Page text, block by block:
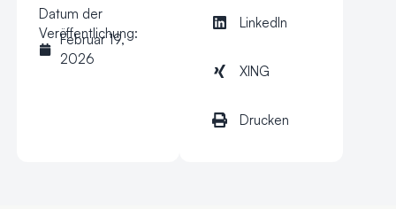
Datum der
Veröffentlichung:
Februar 19,
2026
LinkedIn
XING
Drucken